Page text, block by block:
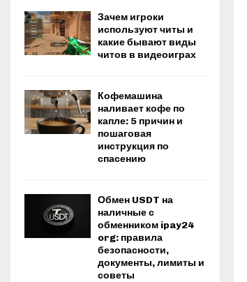
Зачем игроки
используют читы и
какие бывают виды
читов в видеоиграх
Кофемашина
наливает кофе по
капле: 5 причин и
пошаговая
инструкция по
спасению
Обмен USDT на
наличные с
обменником ipay24
org: правила
безопасности,
документы, лимиты и
советы